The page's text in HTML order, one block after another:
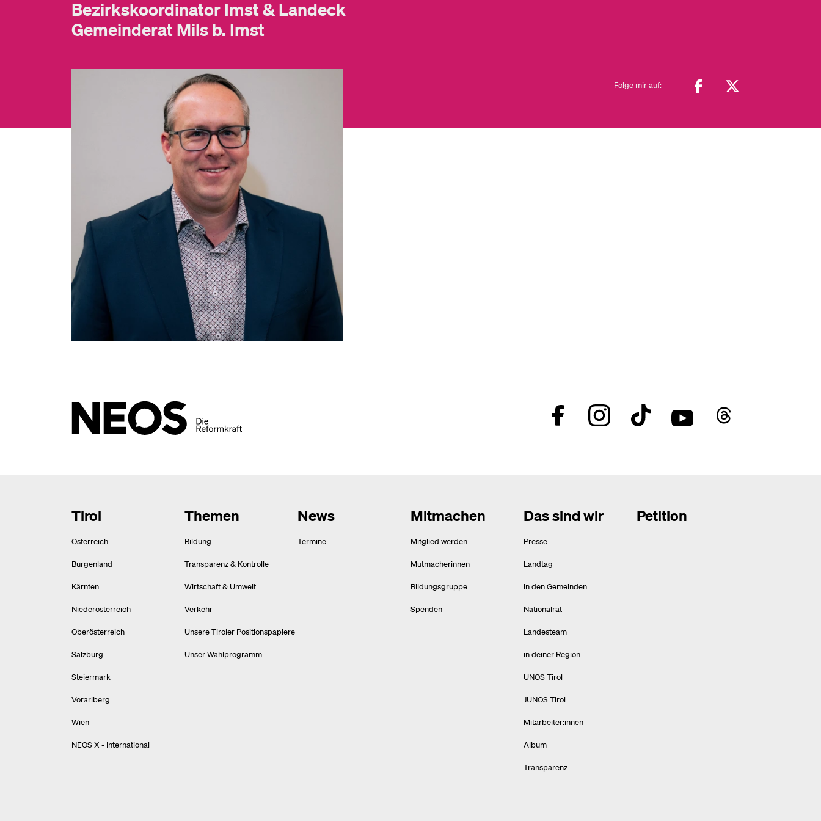
Bezirkskoordinator Imst & Landeck
Gemeinderat Mils b. Imst
Folge mir auf:
Tirol
Österreich
Burgenland
Kärnten
Niederösterreich
Oberösterreich
Salzburg
Steiermark
Vorarlberg
Wien
NEOS X - International
Themen
Bildung
Transparenz & Kontrolle
Wirtschaft & Umwelt
Verkehr
Unsere Tiroler Positionspapiere
Unser Wahlprogramm
News
Termine
Mitmachen
Mitglied werden
Mutmacherinnen
Bildungsgruppe
Spenden
Das sind wir
Presse
Landtag
in den Gemeinden
Nationalrat
Landesteam
in deiner Region
UNOS Tirol
JUNOS Tirol
Mitarbeiter:innen
Album
Transparenz
Petition